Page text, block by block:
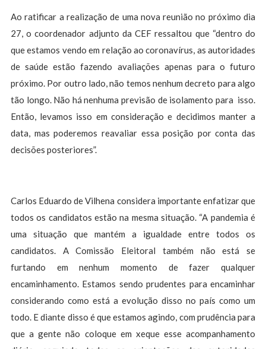
Ao ratificar a realização de uma nova reunião no próximo dia
27, o coordenador adjunto da CEF ressaltou que “dentro do
que estamos vendo em relação ao coronavírus, as autoridades
de saúde estão fazendo avaliações apenas para o futuro
próximo. Por outro lado, não temos nenhum decreto para algo
tão longo. Não há nenhuma previsão de isolamento para isso.
Então, levamos isso em consideração e decidimos manter a
data, mas poderemos reavaliar essa posição por conta das
decisões posteriores”.
Carlos Eduardo de Vilhena considera importante enfatizar que
todos os candidatos estão na mesma situação. “A pandemia é
uma situação que mantém a igualdade entre todos os
candidatos. A Comissão Eleitoral também não está se
furtando em nenhum momento de fazer qualquer
encaminhamento. Estamos sendo prudentes para encaminhar
considerando como está a evolução disso no país como um
todo. E diante disso é que estamos agindo, com prudência para
que a gente não coloque em xeque esse acompanhamento